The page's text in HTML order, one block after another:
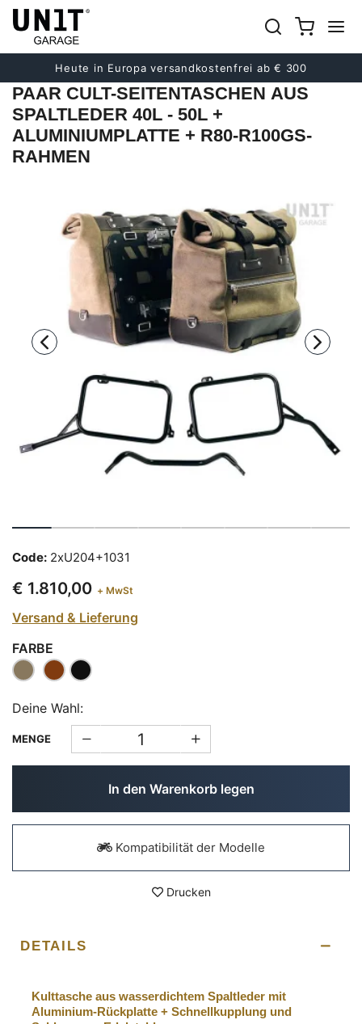
Heute in Europa versandkostenfrei ab € 300
früher
Nächster
PAAR CULT-SEITENTASCHEN AUS
SPALTLEDER 40L - 50L +
ALUMINIUMPLATTE + R80-R100GS-
RAHMEN
Code: 2xU204+1031
€ 1.810,00 + MwSt
Versand & Lieferung
FARBE
Deine Wahl:
MENGE
In den Warenkorb legen
Kompatibilität der Modelle
Drucken
DETAILS
Kulttasche aus wasserdichtem Spaltleder mit
Aluminium-Rückplatte + Schnellkupplung und